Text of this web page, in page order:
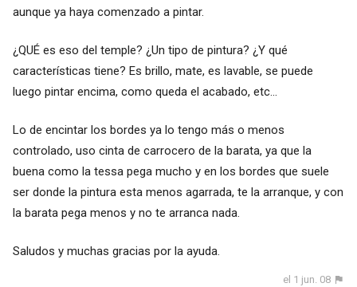
aunque ya haya comenzado a pintar.
¿QUÉ es eso del temple? ¿Un tipo de pintura? ¿Y qué
características tiene? Es brillo, mate, es lavable, se puede
luego pintar encima, como queda el acabado, etc...
Lo de encintar los bordes ya lo tengo más o menos
controlado, uso cinta de carrocero de la barata, ya que la
buena como la tessa pega mucho y en los bordes que suele
ser donde la pintura esta menos agarrada, te la arranque, y con
la barata pega menos y no te arranca nada.
Saludos y muchas gracias por la ayuda.
el 1 jun. 08